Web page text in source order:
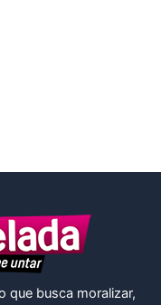
que busca moralizar,